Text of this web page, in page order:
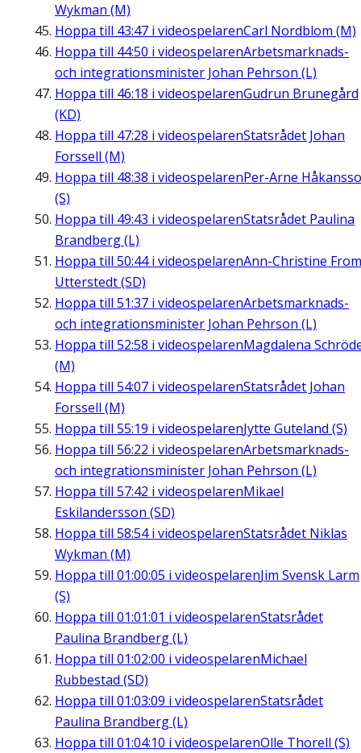
Wykman (M)
Hoppa till 43:47 i videospelarenCarl Nordblom (M)
Hoppa till 44:50 i videospelarenArbetsmarknads-
och integrationsminister Johan Pehrson (L)
Hoppa till 46:18 i videospelarenGudrun Brunegård
(KD)
Hoppa till 47:28 i videospelarenStatsrådet Johan
Forssell (M)
Hoppa till 48:38 i videospelarenPer-Arne
(S)
Hoppa till 49:43 i videospelarenStatsrådet Paulina
Brandberg (L)
Hoppa till 50:44i videospelarenAnn-Christine From
Utterstedt (SD)
Hoppa till 51:37 i videospelarenArbetsmarknads-
och integrationsminister Johan Pehrson (L)
Hoppa till 52:58 i videospelarenMagdalena
(M)
Hoppa till 54:07 i videospelarenStatsrådet Johan
Forssell (M)
Hoppa till 55:19 i videospelarenJytte Guteland (S)
Hoppa till 56:22 i videospelarenArbetsmarknads-
och integrationsminister Johan Pehrson (L)
Hoppa till 57:42 i videospelarenMikael
Eskilandersson (SD)
Hoppa till 58:54i videospelarenStatsrådet Niklas
Wykman (M)
Hoppa till 01:00:05 i videospelarenJim Svensk Larm
(S)
Hoppa till 01:01:01 i videospelarenStatsrådet
Paulina Brandberg (L)
Hoppa till 01:02:00 i videospelarenMichael
Rubbestad (SD)
Hoppa till 01:03:09 i videospelarenStatsrådet
Paulina Brandberg (L)
Hoppa till 01:04:10 i videospelarenOlle Thorell (S)